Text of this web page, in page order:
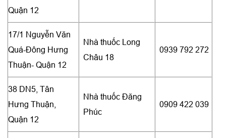
Quận 12
17/1 Nguyễn Văn
Quá-Đông Hưng
Thuận- Quận 12
Nhà thuốc Long
Châu 18
0939 792 272
38 DN5, Tân
Hưng Thuận,
Quận 12
Nhà thuốc Đăng
Phúc
0909 422 039